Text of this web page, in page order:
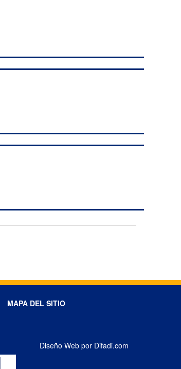
MAPA DEL SITIO
Diseño Web por Difadi.com